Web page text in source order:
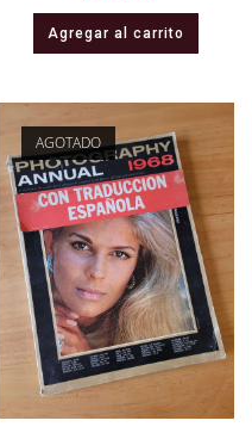
Agregar al carrito
AGOTADO